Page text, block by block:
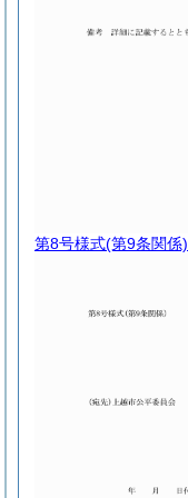
第8号様式(第9条関係)